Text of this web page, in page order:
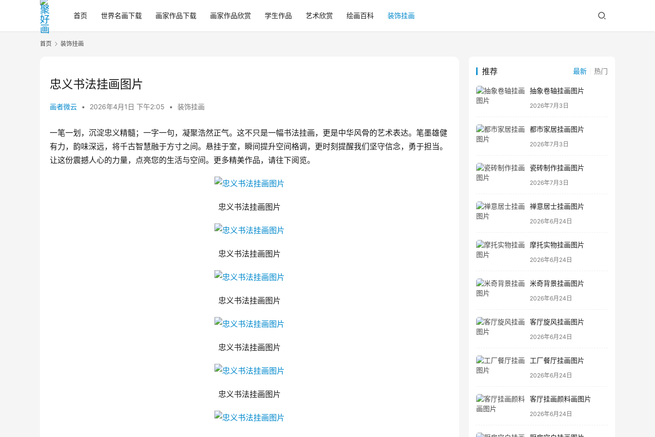
首页 世界名画下载 画家作品下载 画家作品欣赏 学生作品 艺术欣赏 绘画百科 装饰挂画
首页 装饰挂画
忠义书法挂画图片
画者微云 • 2026年4月1日 下午2:05 • 装饰挂画
一笔一划，沉淀忠义精髓；一字一句，凝聚浩然正气。这不只是一幅书法挂画，更是中华风骨的艺术表达。笔墨雄健
有力，韵味深远，将千古智慧融于方寸之间。悬挂于室，瞬间提升空间格调，更时刻提醒我们坚守信念，勇于担当。
让这份震撼人心的力量，点亮您的生活与空间。更多精美作品，请往下阅览。
忠义书法挂画图片
忠义书法挂画图片
忠义书法挂画图片
忠义书法挂画图片
忠义书法挂画图片
推荐 最新 热门
抽象卷轴挂画图片
2026年7月3日
都市家居挂画图片
2026年7月3日
瓷砖制作挂画图片
2026年7月3日
禅意居士挂画图片
2026年6月24日
摩托实物挂画图片
2026年6月24日
米奇背景挂画图片
2026年6月24日
客厅旋风挂画图片
2026年6月24日
工厂餐厅挂画图片
2026年6月24日
客厅挂画颜料画图片
2026年6月24日